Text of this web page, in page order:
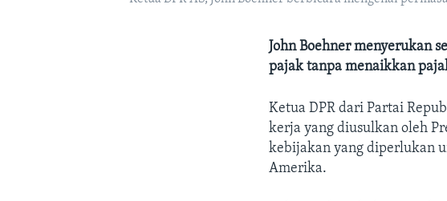
John Boehner menyerukan
pajak tanpa menaikkan
Ketua DPR dari Partai
kerja yang diusulkan oleh
kebijakan yang diperlukan
Amerika.